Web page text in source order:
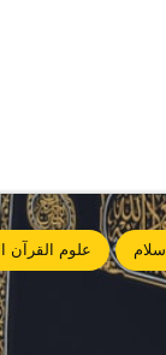
اسلام علوم القرآن